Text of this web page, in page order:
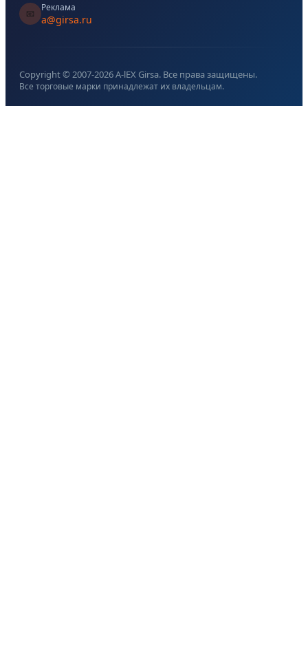
📧
Реклама
a@girsa.ru
Copyright © 2007-2026A-lEX Girsa. Все права защищены.
Все торговые марки принадлежат их владельцам.